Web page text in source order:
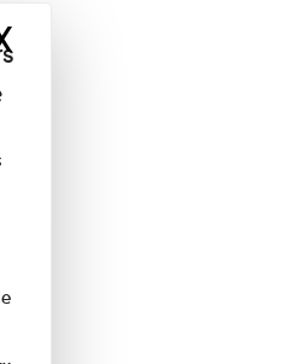
Masquer le